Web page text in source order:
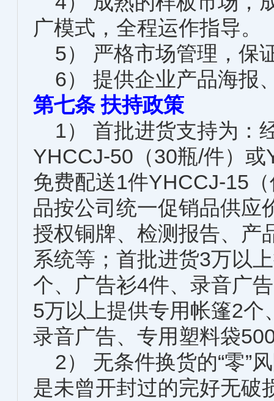
广模式，全程运作指导。
5） 严格市场管理，保
6） 提供企业产品海报
第七条 扶持政策
1） 首批进货支持为：
YHCCJ-50（30瓶/件）
免费配送1件YHCCJ-15
品按公司统一促销品供应
授权铜牌、检测报告、产
系统等；首批进货3万以
个、广告衫4件、录音广
5万以上提供专用帐篷2
录音广告、专用塑料袋
2） 无条件换货的“零”
是未曾开封过的完好无破